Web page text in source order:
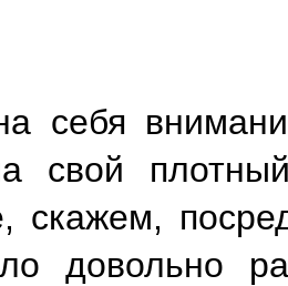
себя
свой
скажем,
довольно